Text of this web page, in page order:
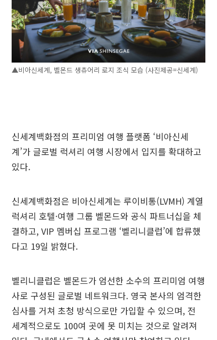
▲비아신세계, 벨몬드 생츄어리 로지 조식 모습 (사진제공=신세계)
신세계백화점의 프리미엄 여행 플랫폼 ‘비아신세
계’가 글로벌 럭셔리 여행 시장에서 입지를 확대하고
있다.
신세계백화점은 비아신세계는 루이비통(LVMH) 계열
럭셔리 호텔·여행 그룹 벨몬드와 공식 파트너십을 체
결하고, VIP 멤버십 프로그램 ‘벨리니클럽’에 합류했
다고 19일 밝혔다.
벨리니클럽은 벨몬드가 엄선한 소수의 프리미엄 여행
사로 구성된 글로벌 네트워크다. 영국 본사의 엄격한
심사를 거쳐 초청 방식으로만 가입할 수 있으며, 전
세계적으로도 100여 곳에 못 미치는 것으로 알려져